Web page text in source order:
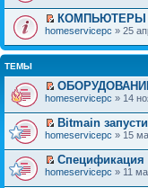
КОМПЬЮТЕРЫ
homeservicepc » 25
ТЕМЫ
homeservicepc » 14
Bitmain
homeservicepc » 15
Спецификация
homeservicepc » 11